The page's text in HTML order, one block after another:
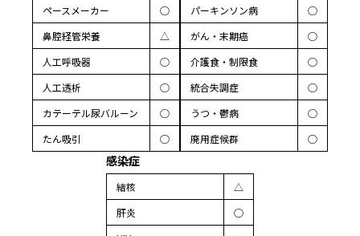
ペースメーカー
◯
鼻腔経管栄養
△
人工呼吸器
◯
人工透析
◯
カテーテル尿バルーン
◯
たん吸引
◯
パーキンソン病
◯
がん・末期癌
◯
介護食・制限食
◯
統合失調症
◯
うつ・鬱病
◯
廃用症候群
◯
感染症
結核
△
肝炎
◯